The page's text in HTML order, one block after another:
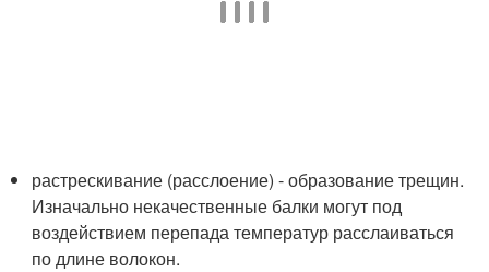
растрескивание (расслоение) - образование трещин.
Изначально некачественные балки могут под
воздействием перепада температур расслаиваться
по длине волокон.